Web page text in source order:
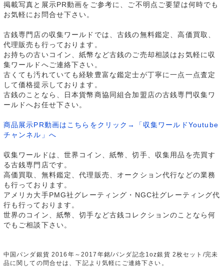
掲載写真と展示PR動画をご参考に、ご不明点ご要望は何時でも
お気軽にお問合せ下さい。
古銭専門店の収集ワールドでは、古銭の無料鑑定、高価買取、
代理販売も行っております。
お持ちの古いコイン、紙幣など古銭のご売却相談はお気軽に収
集ワールドへご連絡下さい。
古くても汚れていても経験豊富な鑑定士が丁寧に一点一点査定
して価格提示しております。
古銭のことなら、日本貨幣商協同組合加盟店の古銭専門収集ワ
ールドへお任せ下さい。
商品展示PR動画はこちらをクリック→「収集ワールドYoutube
チャンネル」へ
収集ワールドは、世界コイン、紙幣、切手、収集用品を売買す
る古銭専門店です。
高価買取、無料鑑定、代理販売、オークション代行などの業務
も行っております。
アメリカ大手PMG社グレーティング・NGC社グレーティング代
行も行っております。
世界のコイン、紙幣、切手など古銭コレクションのことなら何
でもご相談下さい。
中国パンダ銀貨 2016年～2017年銘/パンダ記念1oz銀貨 2枚セット/完未
品に関しての問合せは、下記より気軽にご連絡下さい。